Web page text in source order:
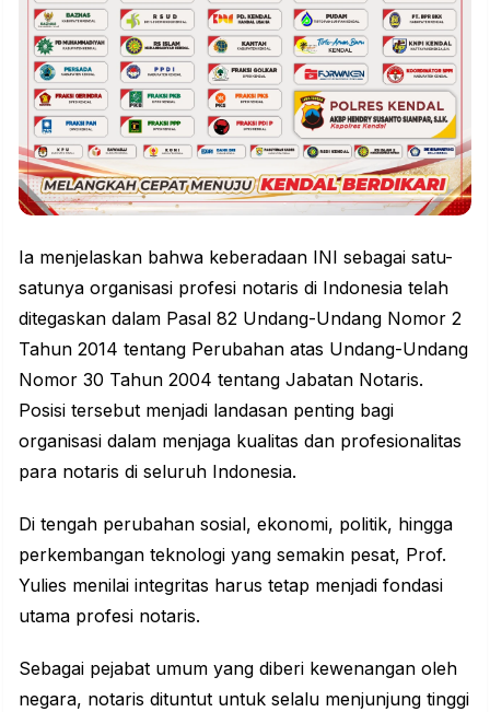
Ia menjelaskan bahwa keberadaan INI sebagai satu-
satunya organisasi profesi notaris di Indonesia telah
ditegaskan dalam Pasal 82 Undang-Undang Nomor 2
Tahun 2014 tentang Perubahan atas Undang-Undang
Nomor 30 Tahun 2004 tentang Jabatan Notaris.
Posisi tersebut menjadi landasan penting bagi
organisasi dalam menjaga kualitas dan profesionalitas
para notaris di seluruh Indonesia.
Di tengah perubahan sosial, ekonomi, politik, hingga
perkembangan teknologi yang semakin pesat, Prof.
Yulies menilai integritas harus tetap menjadi fondasi
utama profesi notaris.
Sebagai pejabat umum yang diberi kewenangan oleh
negara, notaris dituntut untuk selalu menjunjung tinggi